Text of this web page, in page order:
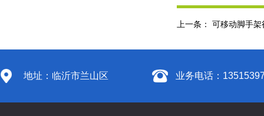
上一条： 可移动脚手
地址：临沂市兰山区 业务电话：